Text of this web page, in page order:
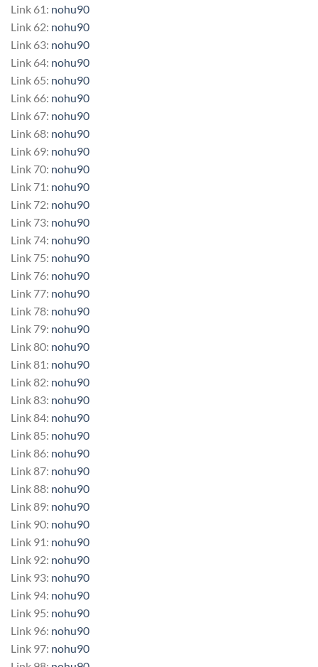
Link 61: nohu90
Link 62: nohu90
Link 63: nohu90
Link 64: nohu90
Link 65: nohu90
Link 66: nohu90
Link 67: nohu90
Link 68: nohu90
Link 69: nohu90
Link 70: nohu90
Link 71: nohu90
Link 72: nohu90
Link 73: nohu90
Link 74: nohu90
Link 75: nohu90
Link 76: nohu90
Link 77: nohu90
Link 78: nohu90
Link 79: nohu90
Link 80: nohu90
Link 81: nohu90
Link 82: nohu90
Link 83: nohu90
Link 84: nohu90
Link 85: nohu90
Link 86: nohu90
Link 87: nohu90
Link 88: nohu90
Link 89: nohu90
Link 90: nohu90
Link 91: nohu90
Link 92: nohu90
Link 93: nohu90
Link 94: nohu90
Link 95: nohu90
Link 96: nohu90
Link 97: nohu90